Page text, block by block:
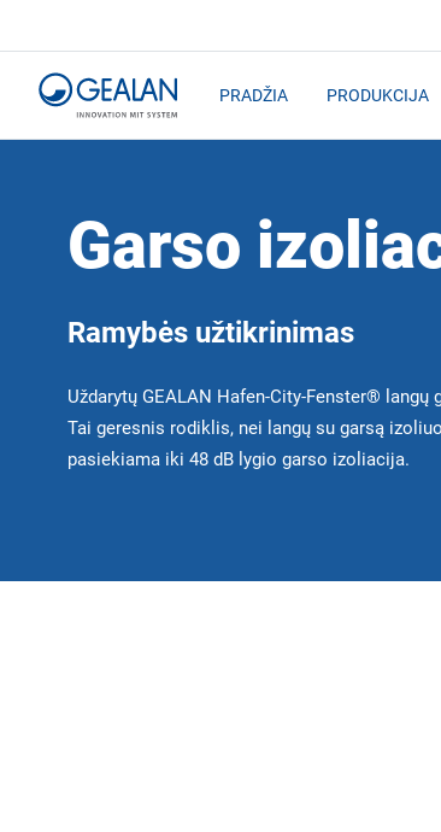
PRADŽIA PRODUKCIJA
Garso
Ramybės užtikrinimas
Uždarytų GEALAN Hafen-City-Fenster®
Tai geresnis rodiklis, nei langų su garsą
pasiekiama iki 48 dB lygio garso izoliacija.